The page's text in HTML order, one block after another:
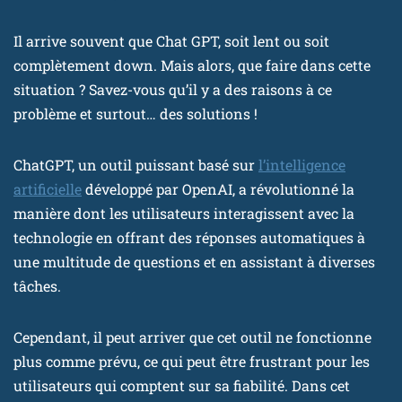
Il arrive souvent que Chat GPT, soit lent ou soit
complètement down. Mais alors, que faire dans cette
situation ? Savez-vous qu’il y a des raisons à ce
problème et surtout… des solutions !
ChatGPT, un outil puissant basé surl’intelligence
artificielledéveloppé par OpenAI, a révolutionné la
manière dont les utilisateurs interagissent avec la
technologie en offrant des réponses automatiques à
une multitude de questions et en assistant à diverses
tâches.
Cependant, il peut arriver que cet outil ne fonctionne
plus comme prévu, ce qui peut être frustrant pour les
utilisateurs qui comptent sur sa fiabilité. Dans cet